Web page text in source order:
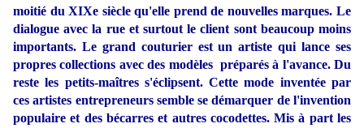
moitié du XIXe siècle qu'elle prend de nouvelles marques. Le
dialogue avec la rue et surtout le client sont beaucoup moins
importants. Le grand couturier est un artiste qui lance ses
propres collections avec des modèles préparés à l'avance. Du
reste les petits-maîtres s'éclipsent. Cette mode inventée par
ces artistes entrepreneurs semble se démarquer de l'invention
populaire et des bécarres et autres cocodettes. Mis à part les